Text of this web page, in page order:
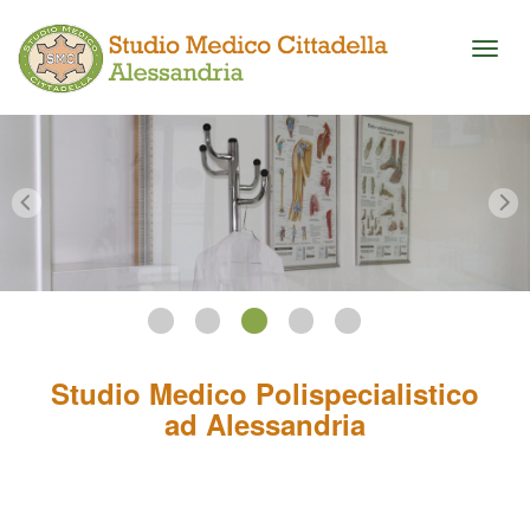
Studio Medico Polispecialistico
ad Alessandria